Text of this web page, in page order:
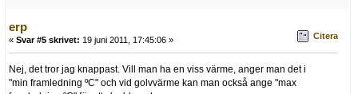
erp
« Svar #5 skrivet: 19 juni 2011, 17:45:06 » Citera
Nej, det tror jag knappast. Vill man ha en viss värme, anger man det i
"min framledning ºC" och vid golvvärme kan man också ange "max